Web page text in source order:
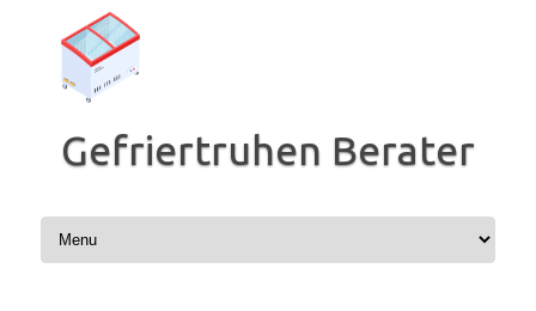
springen
Gefriertruhen Berater